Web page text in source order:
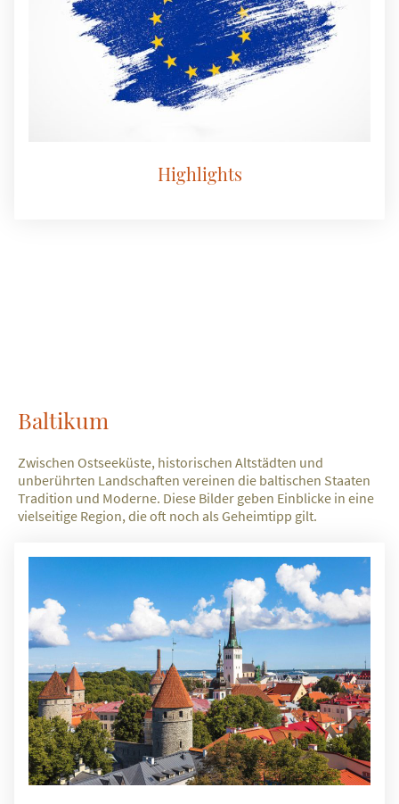
Highlights
Baltikum
Zwischen Ostseeküste, historischen Altstädten und
unberührten Landschaften vereinen die baltischen Staaten
Tradition und Moderne. Diese Bilder geben Einblicke in eine
vielseitige Region, die oft noch als Geheimtipp gilt.